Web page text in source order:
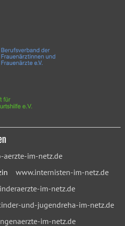
aerzte-im-netz.de
www.internisten-im-netz.de
im-netz.de
und-jugendreha-im-netz.de
im-netz.de